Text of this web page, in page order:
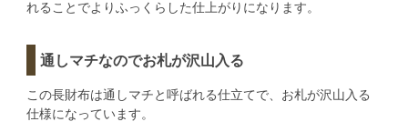
れることでよりふっくらした仕上がりになります。
通しマチなのでお札が沢山入る
この長財布は通しマチと呼ばれる仕立てで、お札が沢山入る
仕様になっています。